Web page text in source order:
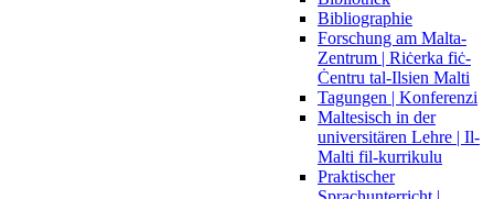
Bibliographie
Forschung am Malta-
Zentrum | Riċerka fiċ-
Ċentru tal-Ilsien Malti
Tagungen | Konferenzi
Maltesisch in der
universitären Lehre | Il-
Malti fil-kurrikulu
Praktischer